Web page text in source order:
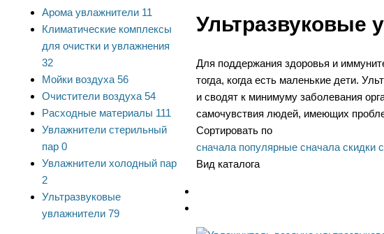
Арома увлажнители 11
Климатические комплексы
для очистки и увлажнения
32
Мойки воздуха 56
Очистители воздуха 54
Расходные материалы 111
Увлажнители стерильный
пар 0
Увлажнители холодный пар
2
Ультразвуковые
увлажнители 79
Ультразвуковые
Для поддержания здоровья и
тогда, когда есть маленькие дети.
и сводят к минимуму заболевания
самочувствия людей, имеющих
Сортировать по
сначала популярные сначала скидки
Вид каталога